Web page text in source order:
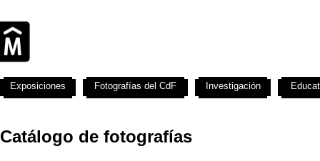
Catálogo de fotografías
Exposiciones Fotografías del CdF Investigación